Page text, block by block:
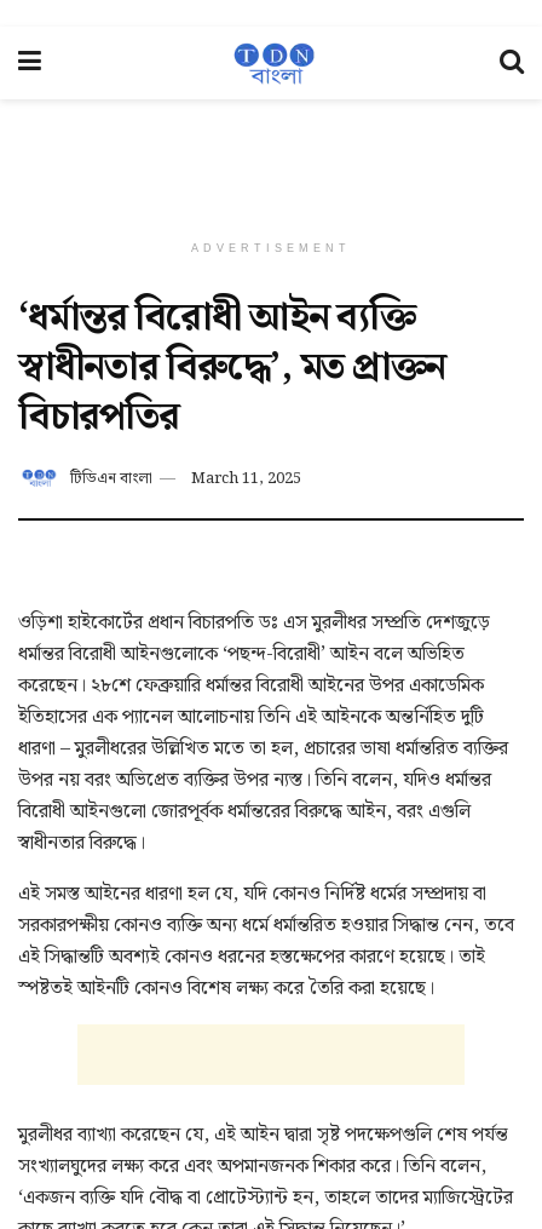
ADVERTISEMENT
‘ধর্মান্তর বিরোধী আইন ব্যক্তি
স্বাধীনতার বিরুদ্ধে’, মত প্রাক্তন
বিচারপতির
টিডিএন বাংলা March 11, 2025
ওড়িশা হাইকোর্টের প্রধান বিচারপতি ডঃ এস মুরলীধর সম্প্রতি দেশজুড়ে
ধর্মান্তর বিরোধী আইনগুলোকে ‘পছন্দ-বিরোধী’ আইন বলে অভিহিত
করেছেন। ২৮শে ফেব্রুয়ারি ধর্মান্তর বিরোধী আইনের উপর একাডেমিক
ইতিহাসের এক প্যানেল আলোচনায় তিনি এই আইনকে অন্তর্নিহিত দুটি
ধারণা – মুরলীধরের উল্লিখিত মতে তা হল, প্রচারের ভাষা ধর্মান্তরিত ব্যক্তির
উপর নয় বরং অভিপ্রেত ব্যক্তির উপর ন্যস্ত। তিনি বলেন, যদিও ধর্মান্তর
বিরোধী আইনগুলো জোরপূর্বক ধর্মান্তরের বিরুদ্ধে আইন, বরং এগুলি
স্বাধীনতার বিরুদ্ধে।
এই সমস্ত আইনের ধারণা হল যে, যদি কোনও নির্দিষ্ট ধর্মের সম্প্রদায় বা
সরকারপক্ষীয় কোনও ব্যক্তি অন্য ধর্মে ধর্মান্তরিত হওয়ার সিদ্ধান্ত নেন, তবে
এই সিদ্ধান্তটি অবশ্যই কোনও ধরনের হস্তক্ষেপের কারণে হয়েছে। তাই
স্পষ্টতই আইনটি কোনও বিশেষ লক্ষ্য করে তৈরি করা হয়েছে।
মুরলীধর ব্যাখ্যা করেছেন যে, এই আইন দ্বারা সৃষ্ট পদক্ষেপগুলি শেষ পর্যন্ত
সংখ্যালঘুদের লক্ষ্য করে এবং অপমানজনক শিকার করে। তিনি বলেন,
‘একজন ব্যক্তি যদি বৌদ্ধ বা প্রোটেস্ট্যান্ট হন, তাহলে তাদের ম্যাজিস্ট্রেটের